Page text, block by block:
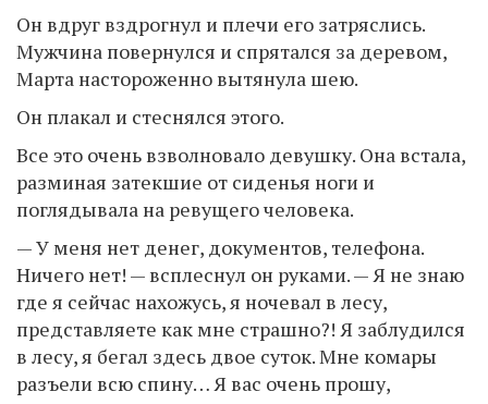
Он вдруг вздрогнул и плечи его затряслись.
Мужчина повернулся и спрятался за деревом,
Марта настороженно вытянула шею.
Он плакал и стеснялся этого.
Все это очень взволновало девушку. Она встала,
разминая затекшие от сиденья ноги и
поглядывала на ревущего человека.
— У меня нет денег, документов, телефона.
Ничего нет! — всплеснул он руками. — Я не знаю
где я сейчас нахожусь, я ночевал в лесу,
представляете как мне страшно?! Я заблудился
в лесу, я бегал здесь двое суток. Мне комары
разъели всю спину… Я вас очень прошу,